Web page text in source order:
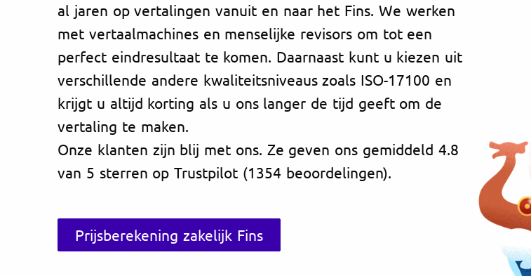
al jaren op vertalingen vanuit en naar het Fins. We werken
met vertaalmachines en menselijke revisors om tot een
perfect eindresultaat te komen. Daarnaast kunt u kiezen uit
verschillende andere kwaliteitsniveaus zoals ISO-17100 en
krijgt u altijd korting als u ons langer de tijd geeft om de
vertaling te maken.
Onze klanten zijn blij met ons. Ze geven ons gemiddeld 4.8
van 5 sterren op Trustpilot (1354 beoordelingen).
Prijsberekening zakelijk Fins